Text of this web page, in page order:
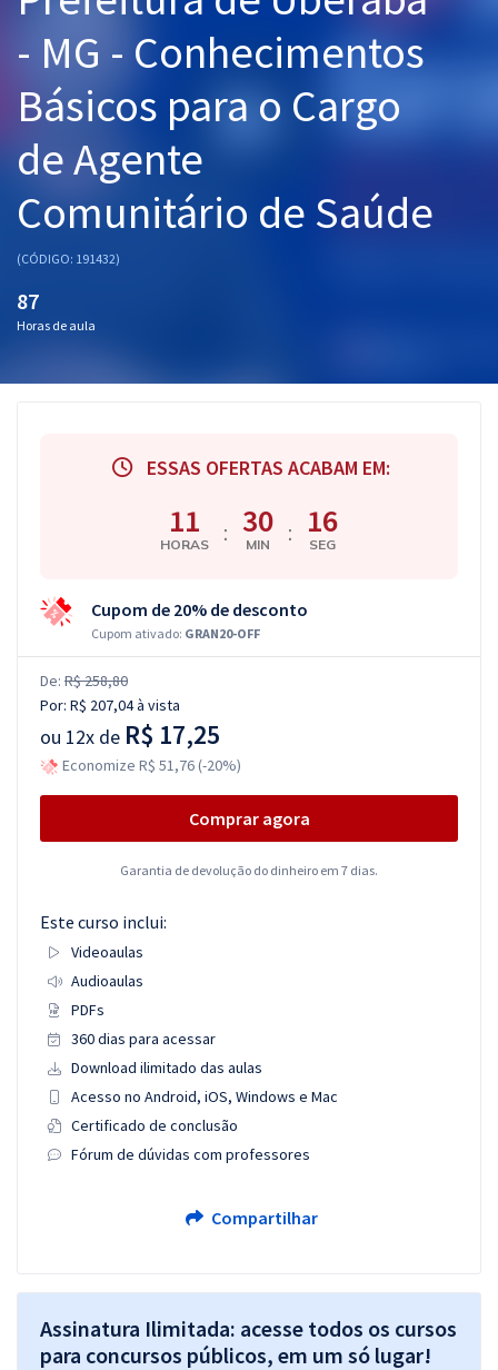
Graduação
OAB
Mentorias
Questões grátis
Blog
- MG - Conhecimentos
Básicos para o Cargo
de Agente
Comunitário de Saúde
(CÓDIGO: 191432)
87
Horas de aula
ESSAS OFERTAS ACABAM EM:
11
HORAS : 30
MIN : 15
SEG
Cupom de 20% de desconto
Cupom ativado: GRAN20-OFF
De: R$ 258,80
Por: R$ 207,04à vista
ou 12x de R$ 17,25
Economize R$ 51,76 (-20%)
Comprar agora
Garantia de devolução do dinheiro em 7 dias.
Este curso inclui:
Videoaulas
Audioaulas
PDFs
360 dias para acessar
Download ilimitado das aulas
Acesso no Android, iOS, Windows e Mac
Certificado de conclusão
Fórum de dúvidas com professores
Compartilhar
Assinatura Ilimitada: acesse todos os cursos
para concursos públicos, em um só lugar!